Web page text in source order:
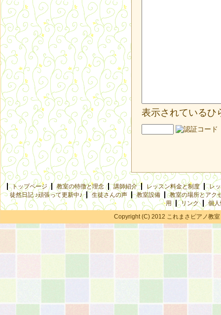
表示されているひ
トップページ 教室の特徴と理念 講師紹介 レッスン料金と制度
レ
徒然日記 ♪頑張って更新中♪
生徒さんの声 教室設備
教室の場所とアク
用
リンク
個
Copyright (C) 2012 これまさピアノ教